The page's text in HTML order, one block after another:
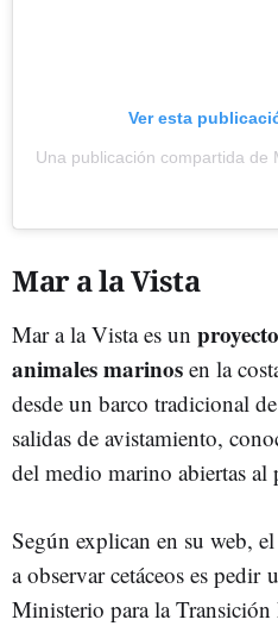
Ver esta
Una publicación compartida de
Mar a la Vista
Mar a la Vista es un
animales marinos en la
desde un barco tradicional
salidas de avistamiento,
del medio marino abiertas al
Según explican en su web,
a observar cetáceos es pedir
Ministerio para la